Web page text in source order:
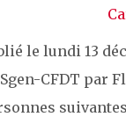
le lundi 13
CFDT par